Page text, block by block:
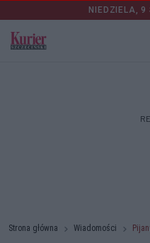
NIEDZIELA, 9
Strona główna Wiadomości